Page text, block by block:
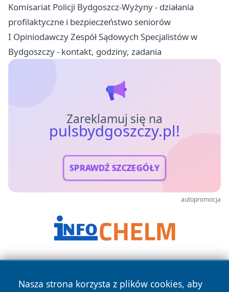
Komisariat Policji Bydgoszcz-Wyżyny - działania
profilaktyczne i bezpieczeństwo seniorów
I Opiniodawczy Zespół Sądowych Specjalistów w
Bydgoszczy - kontakt, godziny, zadania
Zareklamuj się na
pulsbydgoszczy.pl!
SPRAWDŹ SZCZEGÓŁY
autopromocja
Nasza strona korzysta z plików cookies, aby